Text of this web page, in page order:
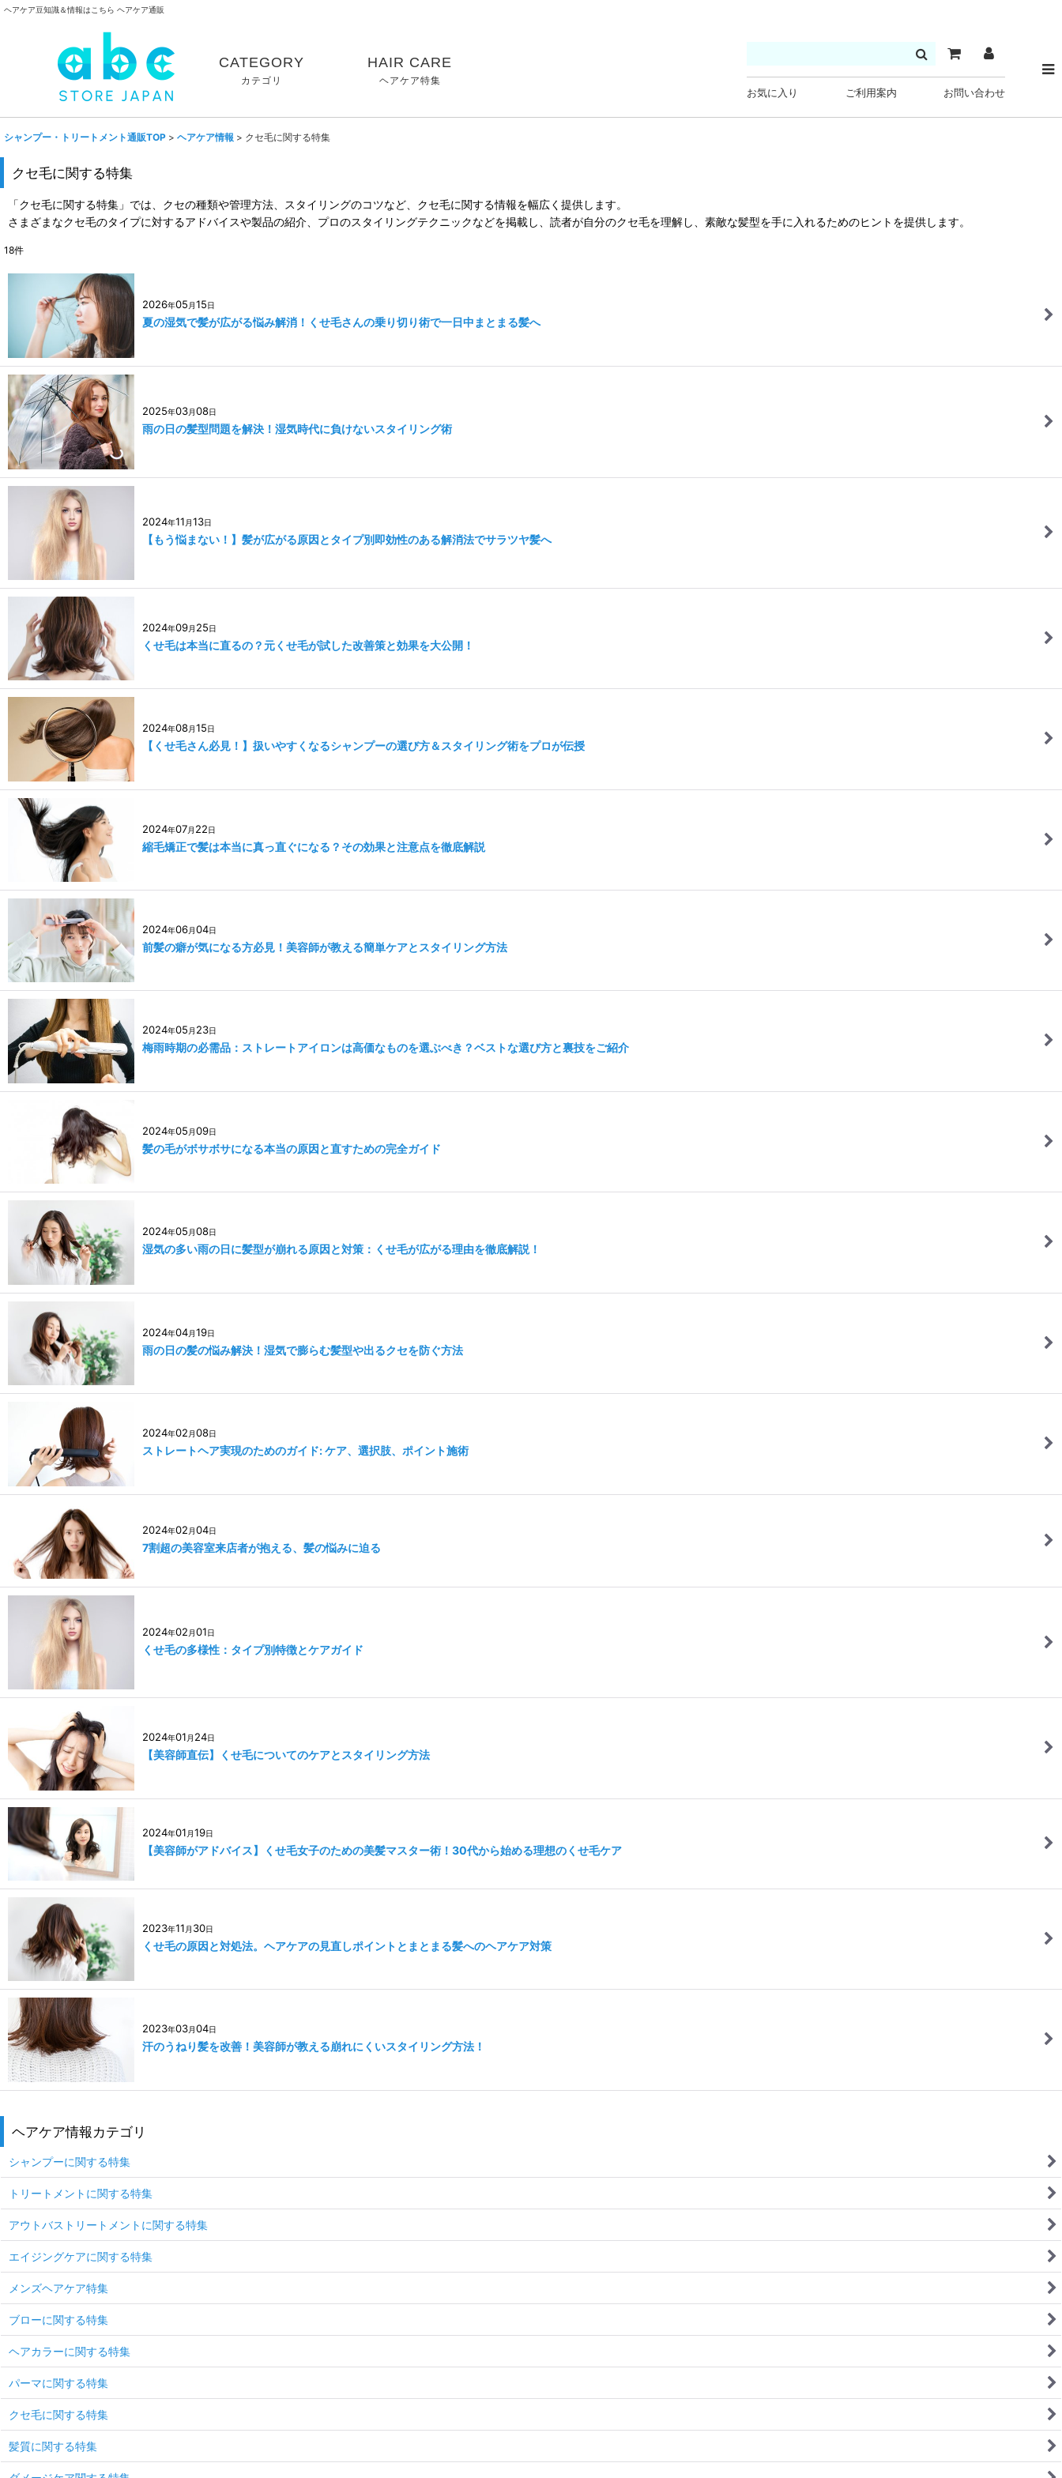
ヘアケア豆知識＆情報はこちら ヘアケア通販
CATEGORY
カテゴリ
HAIR CARE
ヘアケア特集
お気に入り ご利用案内 お問い合わせ
シャンプー・トリートメント通販TOP > ヘアケア情報 > クセ毛に関する特集
クセ毛に関する特集
「クセ毛に関する特集」では、クセの種類や管理方法、スタイリングのコツなど、クセ毛に関する情報を幅広く提供します。
さまざまなクセ毛のタイプに対するアドバイスや製品の紹介、プロのスタイリングテクニックなどを掲載し、読者が自分のクセ毛を理解し、素敵な髪型を手に入れるためのヒントを提供します。
18件
2026年05 月15日
夏の湿気で髪が広がる悩み解消！くせ毛さんの乗り切り術で一日中まとまる髪へ
2025年03月08日
雨の日の髪型問題を解決！湿気時代に負けないスタイリング術
2024年11 月13日
【もう悩まない！】髪が広がる原因とタイプ別即効性のある解消法でサラツヤ髪へ
2024年09月 25日
くせ毛は本当に直るの？元くせ毛が試した改善策と効果を大公開！
2024年08月15日
【くせ毛さん必見！】扱いやすくなるシャンプーの選び方＆スタイリング術をプロが伝授
2024年07月 22日
縮毛矯正で髪は本当に真っ直ぐになる？その効果と注意点を徹底解説
2024年06月04日
前髪の癖が気になる方必見！美容師が教える簡単ケアとスタイリング方法
2024年05 月 23日
梅雨時期の必需品：ストレートアイロンは高価なものを選ぶべき？ベストな選び方と裏技をご紹介
2024年05 月09日
髪の毛がボサボサになる本当の原因と直すための完全ガイド
2024年05 月08日
湿気の多い雨の日に髪型が崩れる原因と対策：くせ毛が広がる理由を徹底解説！
2024年04月19日
雨の日の髪の悩み解決！湿気で膨らむ髪型や出るクセを防ぐ方法
2024年02 月08日
ストレートヘア実現のためのガイド: ケア、選択肢、ポイント施術
2024年02 月04日
7割超の美容室来店者が抱える、髪の悩みに迫る
2024年02 月01日
くせ毛の多様性：タイプ別特徴とケアガイド
2024年01 月 24日
【美容師直伝】くせ毛についてのケアとスタイリング方法
2024年01 月19日
【美容師がアドバイス】くせ毛女子のための美髪マスター術！30代から始める理想のくせ毛ケア
2023年11 月 30日
くせ毛の原因と対処法。ヘアケアの見直しポイントとまとまる髪へのヘアケア対策
2023年03月04日
汗のうねり髪を改善！美容師が教える崩れにくいスタイリング方法！
ヘアケア情報カテゴリ
シャンプーに関する特集
トリートメントに関する特集
アウトバストリートメントに関する特集
エイジングケアに関する特集
メンズヘアケア特集
ブローに関する特集
ヘアカラーに関する特集
パーマに関する特集
クセ毛に関する特集
髪質に関する特集